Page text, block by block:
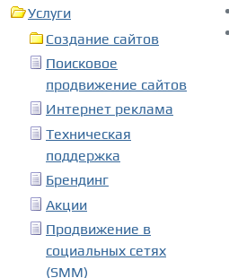
Услуги
Создание сайтов
Поисковое
продвижение сайтов
Интернет реклама
Техническая
поддержка
Брендинг
Акции
Продвижение в
социальных сетях
(SMM)